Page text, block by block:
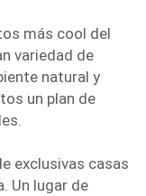
más cool del
variedad de
natural y
un plan de
exclusivas casas
Un lugar de